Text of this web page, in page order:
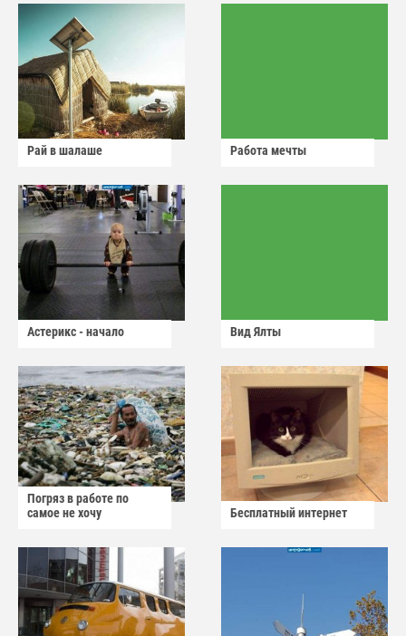
Рай в шалаше Работа мечты
Астерикс - начало Вид Ялты
Погряз в работе по
самое не хочу
Бесплатный интернет